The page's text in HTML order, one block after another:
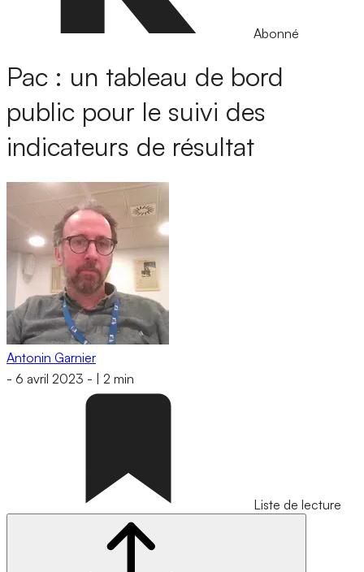
Abonné
Pac : un tableau de bord
public pour le suivi des
indicateurs de résultat
Antonin Garnier
- 6 avril 2023 - 2 min
Liste de lecture